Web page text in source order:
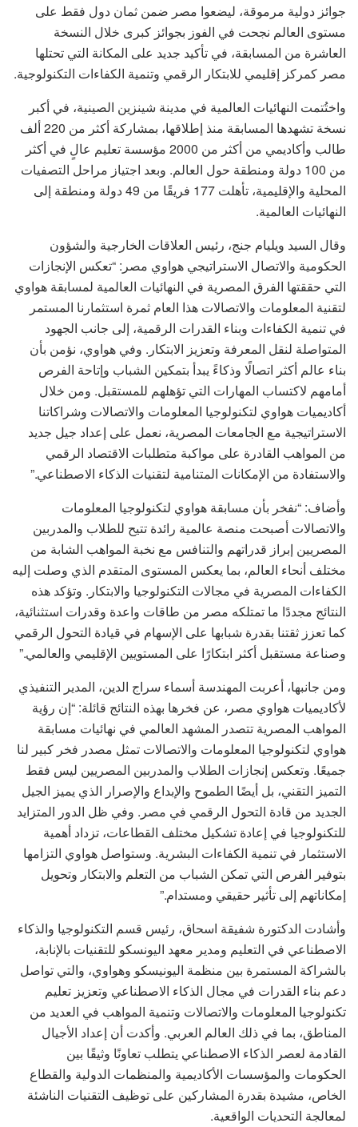
جوائز دولية مرموقة، ليضعوا مصر ضمن ثمان دول فقط على
مستوى العالم نجحت في الفوز بجوائز كبرى خلال النسخة
العاشرة من المسابقة، في تأكيد جديد على المكانة التي تحتلها
مصر كمركز إقليمي للابتكار الرقمي وتنمية الكفاءات التكنولوجية.
واختُتمت النهائيات العالمية في مدينة شينزين الصينية، في أكبر
نسخة تشهدها المسابقة منذ إطلاقها، بمشاركة أكثر من 220 ألف
طالب وأكاديمي من أكثر من 2000 مؤسسة تعليم عالٍ في أكثر
من 100 دولة ومنطقة حول العالم. وبعد اجتياز مراحل التصفيات
المحلية والإقليمية، تأهلت 177 فريقًا من 49 دولة ومنطقة إلى
النهائيات العالمية.
وقال السيد ويليام جنج، رئيس العلاقات الخارجية والشؤون
الحكومية والاتصال الاستراتيجي هواوي مصر: “تعكس الإنجازات
التي حققتها الفرق المصرية في النهائيات العالمية لمسابقة هواوي
لتقنية المعلومات والاتصالات هذا العام ثمرة استثمارنا المستمر
في تنمية الكفاءات وبناء القدرات الرقمية، إلى جانب الجهود
المتواصلة لنقل المعرفة وتعزيز الابتكار. وفي هواوي، نؤمن بأن
بناء عالم أكثر اتصالًا وذكاءً يبدأ بتمكين الشباب وإتاحة الفرص
أمامهم لاكتساب المهارات التي تؤهلهم للمستقبل. ومن خلال
أكاديميات هواوي لتكنولوجيا المعلومات والاتصالات وشراكاتنا
الاستراتيجية مع الجامعات المصرية، نعمل على إعداد جيل جديد
من المواهب القادرة على مواكبة متطلبات الاقتصاد الرقمي
والاستفادة من الإمكانات المتنامية لتقنيات الذكاء الاصطناعي.”
وأضاف: “نفخر بأن مسابقة هواوي لتكنولوجيا المعلومات
والاتصالات أصبحت منصة عالمية رائدة تتيح للطلاب والمدربين
المصريين إبراز قدراتهم والتنافس مع نخبة المواهب الشابة من
مختلف أنحاء العالم، بما يعكس المستوى المتقدم الذي وصلت إليه
الكفاءات المصرية في مجالات التكنولوجيا والابتكار. وتؤكد هذه
النتائج مجددًا ما تمتلكه مصر من طاقات واعدة وقدرات استثنائية،
كما تعزز ثقتنا بقدرة شبابها على الإسهام في قيادة التحول الرقمي
وصناعة مستقبل أكثر ابتكارًا على المستويين الإقليمي والعالمي.”
ومن جانبها، أعربت المهندسة أسماء سراج الدين، المدير التنفيذي
لأكاديميات هواوي مصر، عن فخرها بهذه النتائج قائلة: “إن رؤية
المواهب المصرية تتصدر المشهد العالمي في نهائيات مسابقة
هواوي لتكنولوجيا المعلومات والاتصالات تمثل مصدر فخر كبير لنا
جميعًا. وتعكس إنجازات الطلاب والمدربين المصريين ليس فقط
التميز التقني، بل أيضًا الطموح والإبداع والإصرار الذي يميز الجيل
الجديد من قادة التحول الرقمي في مصر. وفي ظل الدور المتزايد
للتكنولوجيا في إعادة تشكيل مختلف القطاعات، تزداد أهمية
الاستثمار في تنمية الكفاءات البشرية. وستواصل هواوي التزامها
بتوفير الفرص التي تمكن الشباب من التعلم والابتكار وتحويل
إمكاناتهم إلى تأثير حقيقي ومستدام.”
وأشادت الدكتورة شفيقة اسحاق، رئيس قسم التكنولوجيا والذكاء
الاصطناعي في التعليم ومدير معهد اليونسكو للتقنيات بالإنابة،
بالشراكة المستمرة بين منظمة اليونيسكو وهواوي، والتي تواصل
دعم بناء القدرات في مجال الذكاء الاصطناعي وتعزيز تعليم
تكنولوجيا المعلومات والاتصالات وتنمية المواهب في العديد من
المناطق، بما في ذلك العالم العربي. وأكدت أن إعداد الأجيال
القادمة لعصر الذكاء الاصطناعي يتطلب تعاونًا وثيقًا بين
الحكومات والمؤسسات الأكاديمية والمنظمات الدولية والقطاع
الخاص، مشيدة بقدرة المشاركين على توظيف التقنيات الناشئة
لمعالجة التحديات الواقعية.